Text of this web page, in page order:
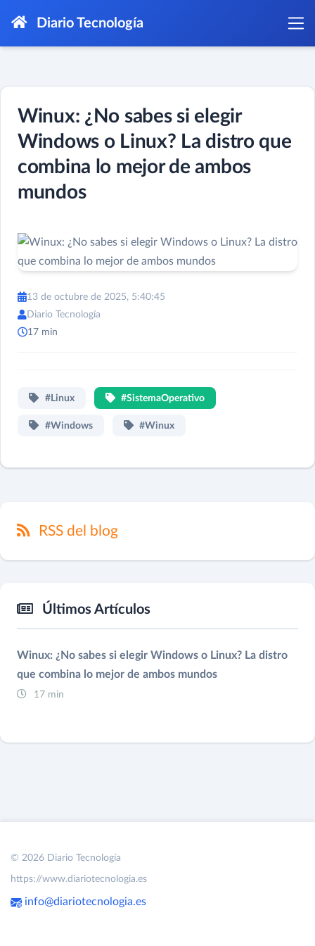
Diario Tecnología
Winux: ¿No sabes si elegir
Windows o Linux? La distro que
combina lo mejor de ambos
mundos
13 de octubre de 2025, 5:40:45
Diario Tecnología
17 min
#Linux #SistemaOperativo
#Windows #Winux
RSS del blog
Últimos Artículos
Winux: ¿No sabes si elegir Windows o Linux? La distro
que combina lo mejor de ambos mundos
17 min
© 2026 Diario Tecnología
https://www.diariotecnologia.es
info@diariotecnologia.es